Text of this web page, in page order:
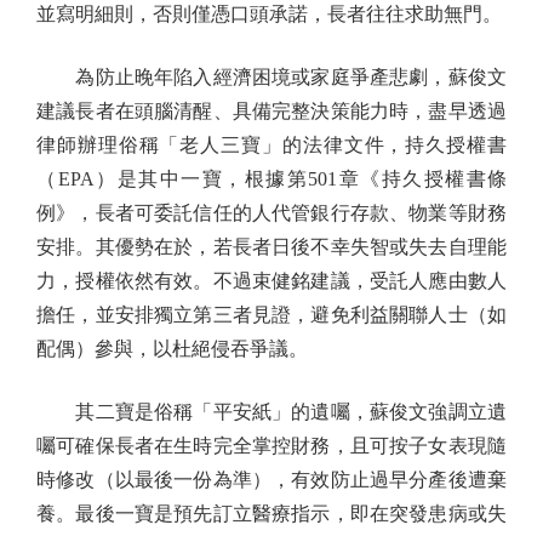
並寫明細則，否則僅憑口頭承諾，長者往往求助無門。
為防止晚年陷入經濟困境或家庭爭產悲劇，蘇俊文
建議長者在頭腦清醒、具備完整決策能力時，盡早透過
律師辦理俗稱「老人三寶」的法律文件，持久授權書
（EPA）是其中一寶，根據第501章《持久授權書條
例》，長者可委託信任的人代管銀行存款、物業等財務
安排。其優勢在於，若長者日後不幸失智或失去自理能
力，授權依然有效。不過束健銘建議，受託人應由數人
擔任，並安排獨立第三者見證，避免利益關聯人士（如
配偶）參與，以杜絕侵吞爭議。
其二寶是俗稱「平安紙」的遺囑，蘇俊文強調立遺
囑可確保長者在生時完全掌控財務，且可按子女表現隨
時修改（以最後一份為準），有效防止過早分產後遭棄
養。最後一寶是預先訂立醫療指示，即在突發患病或失